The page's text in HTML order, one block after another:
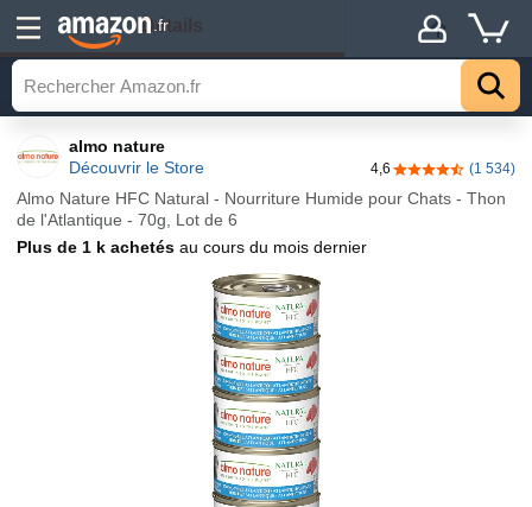
.fr
almo nature
Découvrir le Store
4,6 4,6 sur 5 étoiles
(1 534)
Almo Nature HFC Natural - Nourriture Humide pour Chats - Thon
de l'Atlantique - 70g, Lot de 6
Plus de 1 k achetés au cours du mois dernier
Détails